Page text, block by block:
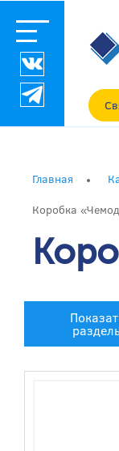
Главная
Коробка